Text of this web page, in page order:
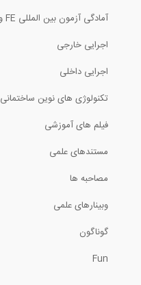
آمادگی آزمون بین المللی FE و PE
اجرایی خارجی
اجرایی داخلی
تکنولوژی های نوین ساختمانی
فیلم های آموزشی
مستندهای علمی
مصاحبه ها
وبینارهای علمی
گوناگون
Fun